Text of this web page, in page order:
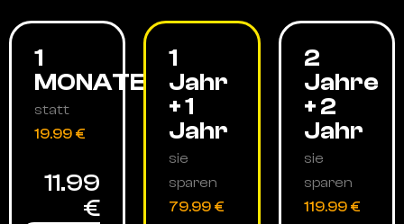
1
MONATE
statt
19.99 €
11.99
€
1
Jahr
+ 1
Jahr
sie
sparen
79.99 €
2
Jahre
+ 2
Jahr
sie
sparen
119.99 €